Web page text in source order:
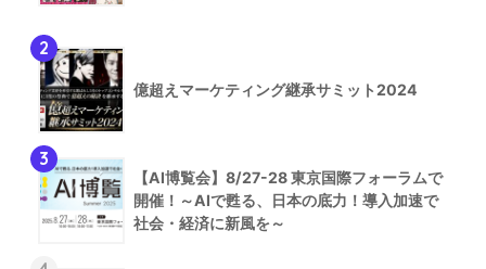
2
億超えマーケティング継承サミット2024
3
【AI博覧会】8/27-28 東京国際フォーラムで
開催！～AIで甦る、日本の底力！導入加速で
社会・経済に新風を～